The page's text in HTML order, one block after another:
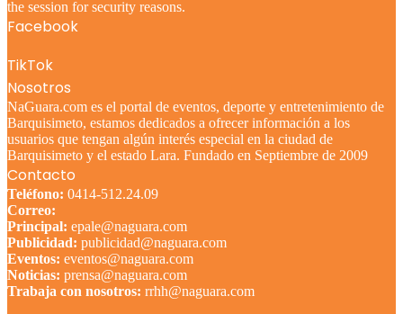
the session for security reasons.
Facebook
TikTok
Nosotros
NaGuara.com es el portal de eventos, deporte y entretenimiento de
Barquisimeto, estamos dedicados a ofrecer información a los
usuarios que tengan algún interés especial en la ciudad de
Barquisimeto y el estado Lara. Fundado en Septiembre de 2009
Contacto
Teléfono: 0414-512.24.09
Correo:
Principal: epale@naguara.com
Publicidad: publicidad@naguara.com
Eventos: eventos@naguara.com
Noticias: prensa@naguara.com
Trabaja con nosotros: rrhh@naguara.com